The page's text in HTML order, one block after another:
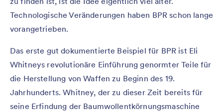
Technologische Veränderungen haben BPR schon lange
vorangetrieben.
Das erste gut dokumentierte Beispiel für BPR ist Eli
Whitneys revolutionäre Einführung genormter Teile für
die Herstellung von Waffen zu Beginn des 19.
Jahrhunderts. Whitney, der zu dieser Zeit bereits für
seine Erfindung der Baumwollentkörnungsmaschine